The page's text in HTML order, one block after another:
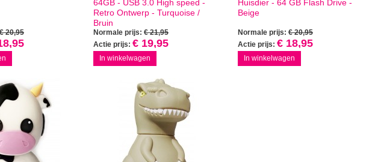
€ 20,95
64GB - USB 3.0 High speed -
Retro Ontwerp - Turquoise /
Bruin
Normale prijs: € 21,95
Actie prijs: € 19,95
In winkelwagen
Huisdier - 64 GB Flash Drive -
Beige
Normale prijs: € 20,95
Actie prijs: € 18,95
In winkelwagen